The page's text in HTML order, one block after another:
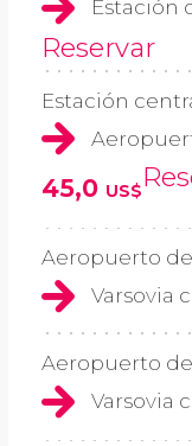
Estación
Reservar
Estación
45,0 US$
Aeropuerto
Varsovia
Aeropuerto
Varsovia